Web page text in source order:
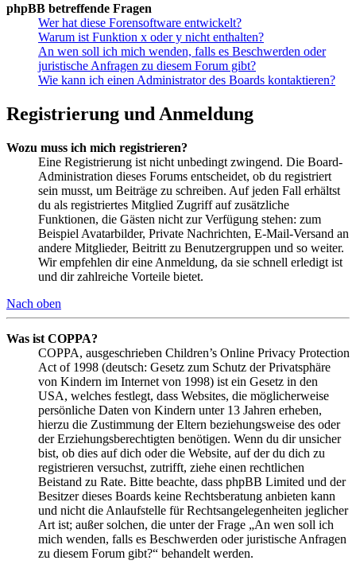
phpBB betreffende Fragen
Wer hat diese Forensoftware entwickelt?
Warum ist Funktion x oder y nicht enthalten?
An wen soll ich mich wenden, falls es Beschwerden oder
juristische Anfragen zu diesem Forum gibt?
Wie kann ich einen Administrator des Boards kontaktieren?
Registrierung und Anmeldung
Wozu muss ich mich registrieren?
Eine Registrierung ist nicht unbedingt zwingend. Die Board-
Administration dieses Forums entscheidet, ob du registriert
sein musst, um Beiträge zu schreiben. Auf jeden Fall erhältst
du als registriertes Mitglied Zugriff auf zusätzliche
Funktionen, die Gästen nicht zur Verfügung stehen: zum
Beispiel Avatarbilder, Private Nachrichten, E-Mail-Versand an
andere Mitglieder, Beitritt zu Benutzergruppen und so weiter.
Wir empfehlen dir eine Anmeldung, da sie schnell erledigt ist
und dir zahlreiche Vorteile bietet.
Nach oben
Was ist COPPA?
COPPA, ausgeschrieben Children’s Online Privacy Protection
Act of 1998 (deutsch: Gesetz zum Schutz der Privatsphäre
von Kindern im Internet von 1998) ist ein Gesetz in den
USA, welches festlegt, dass Websites, die möglicherweise
persönliche Daten von Kindern unter 13 Jahren erheben,
hierzu die Zustimmung der Eltern beziehungsweise des oder
der Erziehungsberechtigten benötigen. Wenn du dir unsicher
bist, ob dies auf dich oder die Website, auf der du dich zu
registrieren versuchst, zutrifft, ziehe einen rechtlichen
Beistand zu Rate. Bitte beachte, dass phpBB Limited und der
Besitzer dieses Boards keine Rechtsberatung anbieten kann
und nicht die Anlaufstelle für Rechtsangelegenheiten jeglicher
Art ist; außer solchen, die unter der Frage „An wen soll ich
mich wenden, falls es Beschwerden oder juristische Anfragen
zu diesem Forum gibt?“ behandelt werden.